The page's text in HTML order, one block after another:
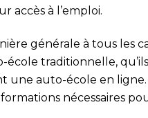
accès à l’emploi.
générale à tous les
école traditionnelle,
une auto-école en ligne.
nécessaires